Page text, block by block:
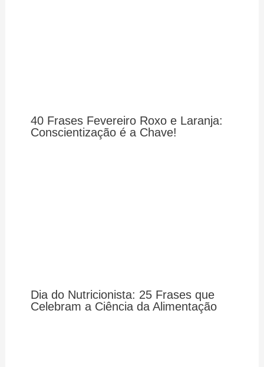
40 Frases Fevereiro Roxo e Laranja:
Conscientização é a Chave!
Dia do Nutricionista: 25 Frases que
Celebram a Ciência da Alimentação